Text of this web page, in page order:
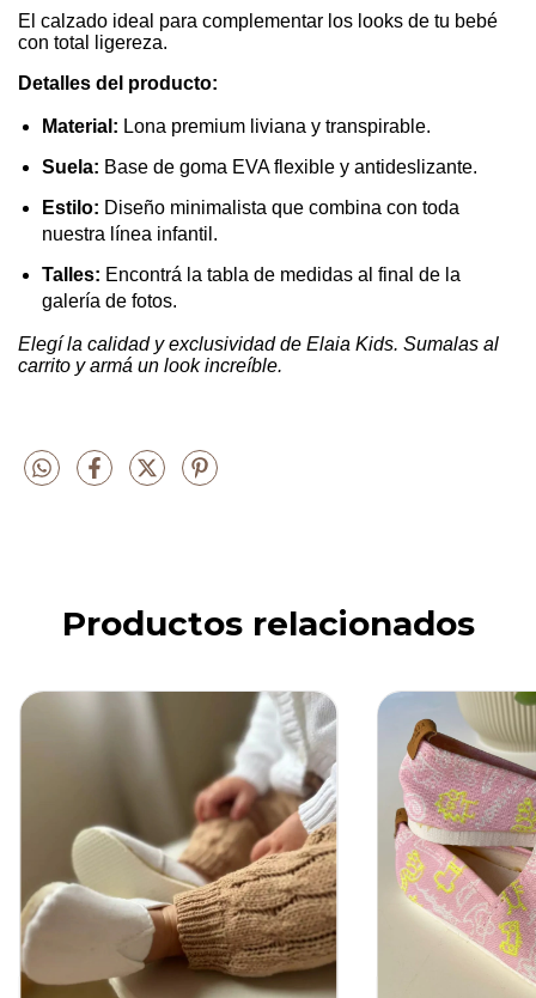
El calzado ideal para complementar los looks de tu bebé
con total ligereza.
Detalles del producto:
Material: Lona premium liviana y transpirable.
Suela: Base de goma EVA flexible y antideslizante.
Estilo: Diseño minimalista que combina con toda
nuestra línea infantil.
Talles: Encontrá la tabla de medidas al final de la
galería de fotos.
Elegí la calidad y exclusividad de Elaia Kids. Sumalas al
carrito y armá un look increíble.
Productos relacionados